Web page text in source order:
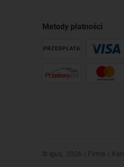
Metody płatności
PRZEDPŁATA
© igus, 2026 | Firma |